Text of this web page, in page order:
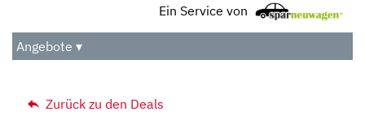
Audio
Das Beste
Ein Service von
Angebote ▾
Zurück zu den Deals